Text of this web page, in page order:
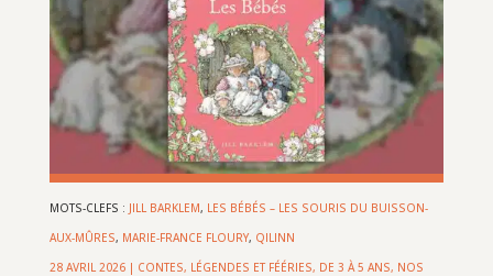
MOTS-CLEFS : JILL BARKLEM, LES BÉBÉS – LES SOURIS DU BUISSON-
AUX-MÛRES, MARIE-FRANCE FLOURY, QILINN
28 AVRIL 2026| CONTES, LÉGENDES ET FÉÉRIES, DE 3 À 5 ANS, NOS